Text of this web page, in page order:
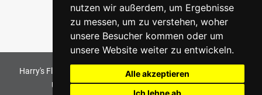
nutzen wir außerdem, um Ergebnisse
zu messen, um zu verstehen, woher
unsere Besucher kommen oder um
unsere Website weiter zu entwickeln.
Alle akzeptieren
Ich lehne ab
Harry's Fliesenmarkt GmbH & Co KG2026. All Rights Reserved
Umsetzung und Bereitstellung durchw3e.de